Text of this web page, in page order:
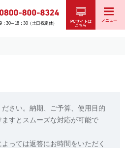
9：30～18：30（土日祝定休）
PCサイトは
こちら
メニュー
さい。納期、ご予算、使用目的
すとスムーズな対応が可能で
っては返答にお時間をいただく